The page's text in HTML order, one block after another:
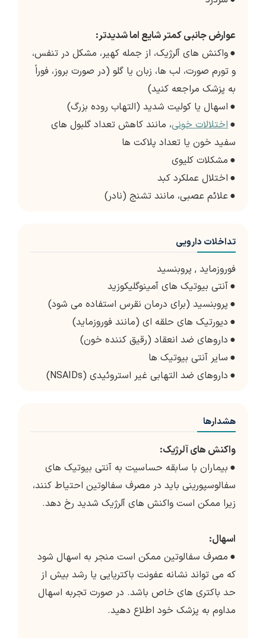
عوارض جانبی کمتر شایع اما شدیدتر:
●واکنش های آلرژیک، از جمله کهیر، مشکل در تنفس،
و تورم صورت، لب ها، زبان یا گلو (در صورت بروز، فوراً
به پزشک مراجعه کنید)
● اسهال یا کولیت شدید (التهاب روده بزرگ)
●اختلالات خونی، مانند کاهش تعداد گلبول های
سفید خون یا تعداد پلاکت ها
● مشکلات کلیوی
● اختلال عملکرد کبد
●علائم عصبی، مانند تشنج (نادر)
تداخلات دارویی
فوروزماید , پروبنسید
●آنتی بیوتیک های آمینوگلیکوزید
● پروبنسید (برای درمان نقرس استفاده می شود)
● دیورتیک های حلقه ای (مانند فوروزماید)
● داروهای ضد انعقاد (رقیق کننده خون)
● سایر آنتی بیوتیک ها
● داروهای ضد التهابی غیر استروئیدی (NSAIDs)
هشدارها
واکنش های آلرژیک:
● بیماران با سابقه حساسیت به آنتی بیوتیک های
سفالوسپورینی باید در مصرف سفالوتین احتیاط کنند،
زیرا ممکن است واکنش های آلرژیک شدید رخ دهد.
اسهال:
● مصرف سفالوتین ممکن است منجر به اسهال شود
که می تواند نشانه عفونت باکتریایی یا رشد بیش از
حد باکتری های خاص باشد. در صورت تجربه اسهال
مداوم به پزشک خود اطلاع دهید.